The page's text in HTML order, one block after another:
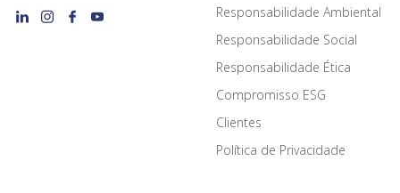
Responsabilidade Ambiental
Responsabilidade Social
Responsabilidade Ética
Compromisso ESG
Clientes
Política de Privacidade